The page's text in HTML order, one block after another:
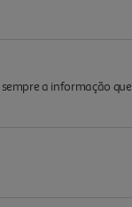
a informação que